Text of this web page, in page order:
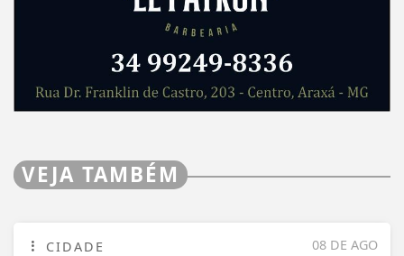
VEJA TAMBÉM
08 DE AGO
CIDADE